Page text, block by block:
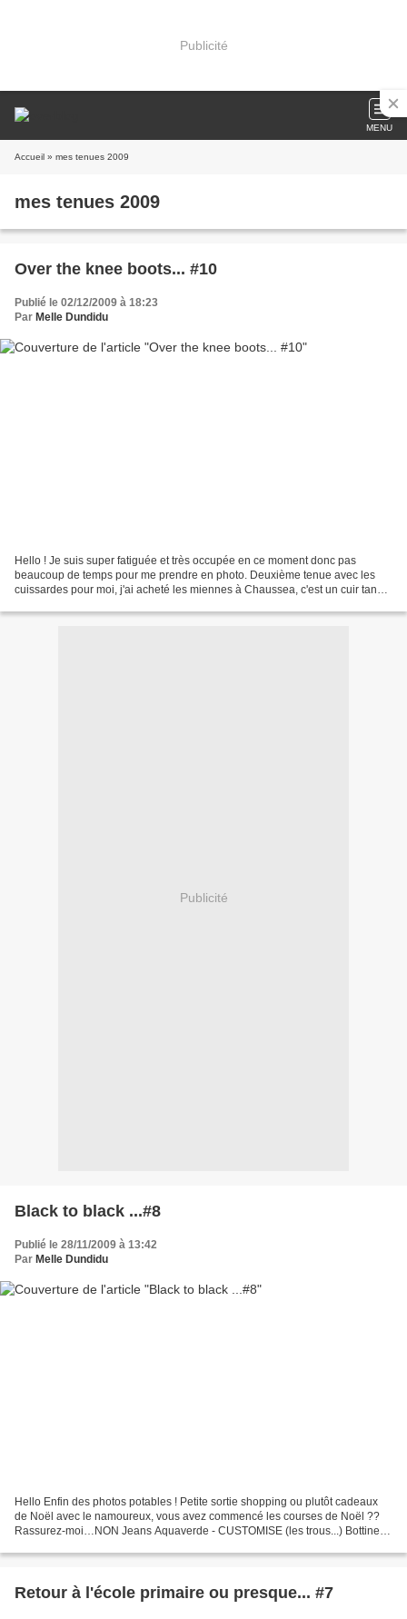
Publicité
MENU
Accueil » mes tenues 2009
mes tenues 2009
Over the knee boots... #10
Publié le 02/12/2009 à 18:23
Par Melle Dundidu
Hello ! Je suis super fatiguée et très occupée en ce moment donc pas
beaucoup de temps pour me prendre en photo. Deuxième tenue avec les
cuissardes pour moi, j'ai acheté les miennes à Chaussea, c'est un cuir tanné
Publicité
Black to black ...#8
Publié le 28/11/2009 à 13:42
Par Melle Dundidu
Hello Enfin des photos potables ! Petite sortie shopping ou plutôt cadeaux
de Noël avec le namoureux, vous avez commencé les courses de Noël ??
Rassurez-moi…NON Jeans Aquaverde - CUSTOMISE (les trous...) Bottines -
Retour à l'école primaire ou presque... #7